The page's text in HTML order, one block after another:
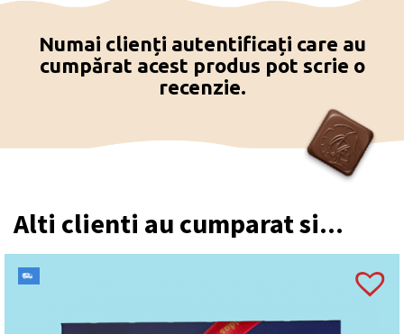
Numai clienți autentificați care au
cumpărat acest produs pot scrie o
recenzie.
Alti clienti au cumparat si...